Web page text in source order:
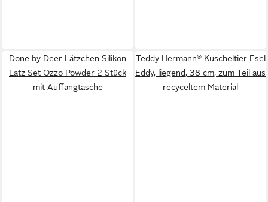
Done by Deer Lätzchen Silikon
Latz Set Ozzo Powder 2 Stück
mit Auffangtasche
Teddy Hermann® Kuscheltier Esel
Eddy, liegend, 38 cm, zum Teil aus
recyceltem Material